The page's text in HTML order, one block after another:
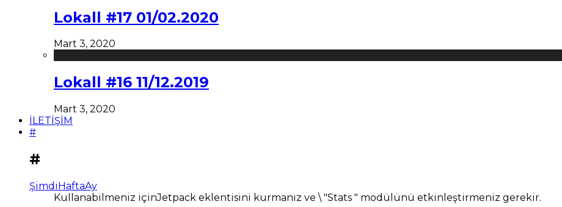
Lokall #17 01/02.2020
Mart 3, 2020
Lokall #16 11/12.2019
Mart 3, 2020
İLETİŞİM
#
#
ŞimdiHaftaAy
Kullanabilmeniz içinJetpack eklentisini kurmanız ve \ "Stats " modülünü etkinleştirmeniz gerekir.